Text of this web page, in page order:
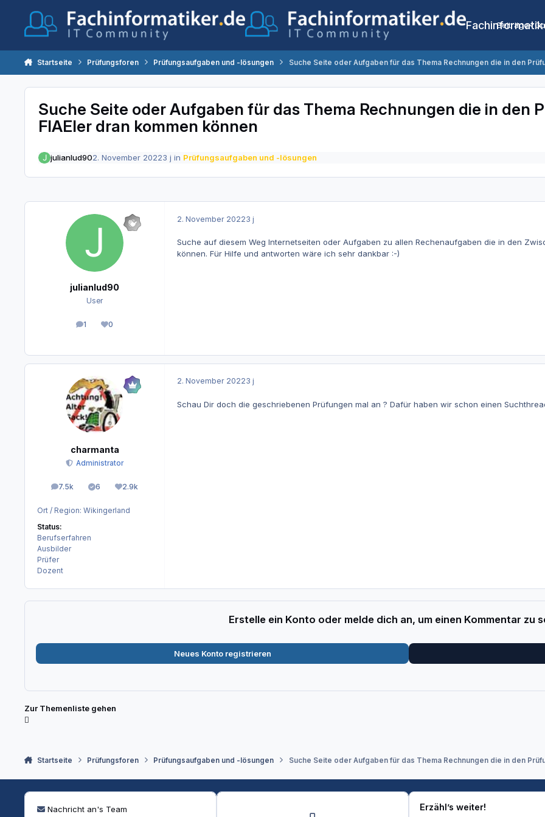
Beiträge
Startseite Prüfungsforen Prüfungsaufgaben und -lösungen Suche Seite oder Aufgaben für das Thema Rechnungen die in den
Suche Seite oder Aufgaben für das Thema Rechnungen die in den
FIAEler dran kommen können
julianlud902. November 20223 j in Prüfungsaufgaben und -lösungen
julianlud90
User
1
Beiträge0
Reputation
2. November 20223 j
Suche auf diesem Weg Internetseiten oder Aufgaben zu allen Rechenaufgaben die in den
können. Für Hilfe und antworten wäre ich sehr dankbar :-)
charmanta
Administrator
7.5k
Beiträge 6
Lösungen2.9k
Reputation
Ort / Region: Wikingerland
Status:
Berufserfahren
Ausbilder
Prüfer
Dozent
2. November 20223 j
Schau Dir doch die geschriebenen Prüfungen mal an ? Dafür haben wir schon einen
Erstelle ein Konto oder melde dich an, um einen Kommentar zu
Neues Konto registrieren
Zur Themenliste gehen
Startseite Prüfungsforen Prüfungsaufgaben und -lösungen Suche Seite oder Aufgaben für das Thema Rechnungen die in den
Nachricht an's Team
Erzähl’s weiter!